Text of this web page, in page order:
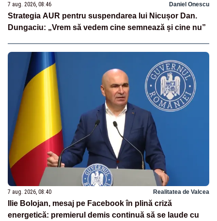
7 aug. 2026, 08:46 Daniel Onescu
Strategia AUR pentru suspendarea lui Nicușor Dan.
Dungaciu: „Vrem să vedem cine semnează și cine nu”
7 aug. 2026, 08:40 Realitatea de Valcea
Ilie Bolojan, mesaj pe Facebook în plină criză
energetică: premierul demis continuă să se laude cu